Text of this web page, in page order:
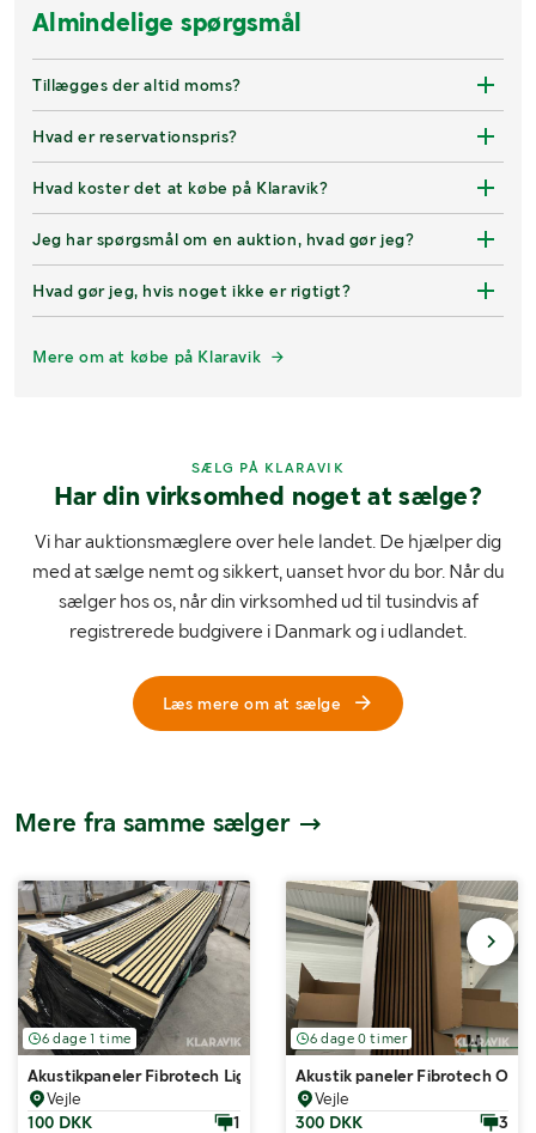
Almindelige spørgsmål
Tillægges der altid moms?
Hvad er reservationspris?
Hvad koster det at købe på Klaravik?
Jeg har spørgsmål om en auktion, hvad gør jeg?
Hvad gør jeg, hvis noget ikke er rigtigt?
Mere om at købe på Klaravik
SÆLG PÅ KLARAVIK
Har din virksomhed noget at sælge?
Vi har auktionsmæglere over hele landet. De hjælper dig
med at sælge nemt og sikkert, uanset hvor du bor. Når du
sælger hos os, når din virksomhed ud til tusindvis af
registrerede budgivere i Danmark og i udlandet.
Læs mere om at sælge
Mere fra samme sælger
6 dage 1 time
Akustikpaneler Fibrotech Light Oak 40 styk
Vejle
100 DKK
1
6 dage 0 timer
Akustik paneler Fibrotech
Vejle
300 DKK
3